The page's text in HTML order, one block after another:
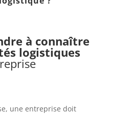
à connaître
logistiques
une entreprise doit